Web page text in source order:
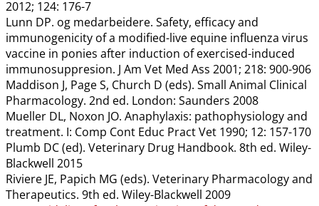
2012; 124: 176-7
Lunn DP. og medarbeidere. Safety, efficacy and
immunogenicity of a modified-live equine influenza virus
vaccine in ponies after induction of exercised-induced
immunosuppresion. J Am Vet Med Ass 2001; 218: 900-906
Maddison J, Page S, Church D (eds). Small Animal Clinical
Pharmacology. 2nd ed. London: Saunders 2008
Mueller DL, Noxon JO. Anaphylaxis: pathophysiology and
treatment. I: Comp Cont Educ Pract Vet 1990; 12: 157-170
Plumb DC (ed). Veterinary Drug Handbook. 8th ed. Wiley-
Blackwell 2015
Riviere JE, Papich MG (eds). Veterinary Pharmacology and
Therapeutics. 9th ed. Wiley-Blackwell 2009